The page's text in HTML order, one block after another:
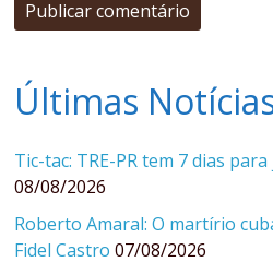
Últimas
Tic-tac: TRE-PR tem 7 dias
08/08/2026
Roberto Amaral: O martírio
Fidel Castro 07/08/2026